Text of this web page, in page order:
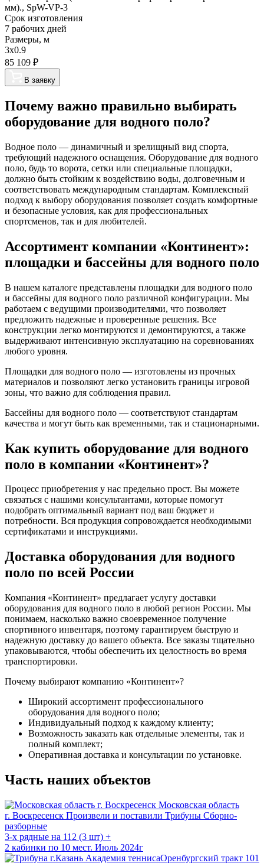
мм)., SpW-VP-3
Срок изготовления
7 рабочих дней
Размеры, м
3х0.9
85 109 ₽
В заявку
Почему важно правильно выбирать
оборудование для водного поло?
Водное поло — динамичный и зрелищный вид спорта,
требующий надежного оснащения. Оборудование для водного
поло, будь то ворота, сетки или специальные площадки,
должно быть стойким к воздействию воды, долговечным и
соответствовать международным стандартам. Комплексный
подход к выбору оборудования позволяет создать комфортные
и безопасные условия, как для профессиональных
спортсменов, так и для любителей.
Ассортимент компании «Континент»:
площадки и бассейны для водного поло
В нашем каталоге представлены площадки для водного поло
и бассейны для водного поло различной конфигурации. Мы
работаем с ведущими производителями, что позволяет
предложить надежные и проверенные решения. Все
конструкции легко монтируются и демонтируются, а также
выдерживают интенсивную эксплуатацию на соревнованиях
любого уровня.
Площадки для водного поло — изготовлены из прочных
материалов и позволяют легко установить границы игровой
зоны, что важно для соблюдения правил.
Бассейны для водного поло — соответствуют стандартам
качества и могут быть как временными, так и стационарными.
Как купить оборудование для водного
поло в компании «Континент»?
Процесс приобретения у нас предельно прост. Вы можете
связаться с нашими консультантами, которые помогут
подобрать оптимальный вариант под ваш бюджет и
потребности. Вся продукция сопровождается необходимыми
сертификатами и инструкциями.
Доставка оборудования для водного
поло по всей России
Компания «Континент» предлагает услугу доставки
оборудования для водного поло в любой регион России. Мы
понимаем, насколько важно своевременное получение
спортивного инвентаря, поэтому гарантируем быструю и
надежную доставку до вашего объекта. Все заказы тщательно
упаковываются, чтобы обеспечить их целостность во время
транспортировки.
Почему выбирают компанию «Континент»?
Широкий ассортимент профессионального
оборудования для водного поло;
Индивидуальный подход к каждому клиенту;
Возможность заказать как отдельные элементы, так и
полный комплект;
Оперативная доставка и консультации по установке.
Часть наших объектов
Московская область
г. Воскресенск Произвели и поставили Трибуны Сборно-
разборные
3-х рядные на 112 (3 шт) +
2 кабинки по 10 мест. Июль 2024г